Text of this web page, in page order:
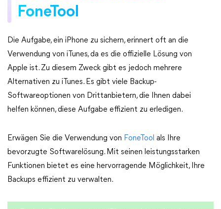
FoneTool
Die Aufgabe, ein iPhone zu sichern, erinnert oft an die
Verwendung von iTunes, da es die offizielle Lösung von
Apple ist. Zu diesem Zweck gibt es jedoch mehrere
Alternativen zu iTunes. Es gibt viele Backup-
Softwareoptionen von Drittanbietern, die Ihnen dabei
helfen können, diese Aufgabe effizient zu erledigen.
Erwägen Sie die Verwendung von FoneTool als Ihre
bevorzugte Softwarelösung. Mit seinen leistungsstarken
Funktionen bietet es eine hervorragende Möglichkeit, Ihre
Backups effizient zu verwalten.